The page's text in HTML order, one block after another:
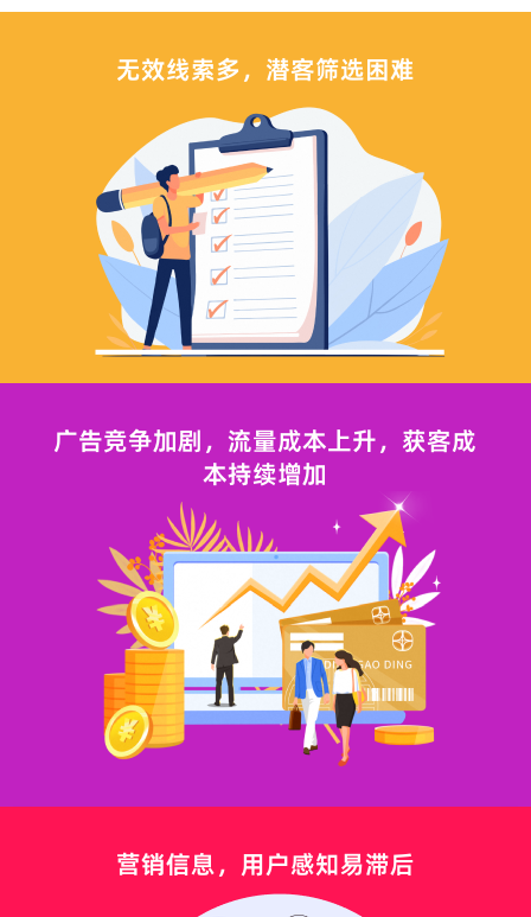
无效线索多，潜客筛选困难
广告竞争加剧，流量成本上升，获客成
本持续增加
营销信息，用户感知易滞后